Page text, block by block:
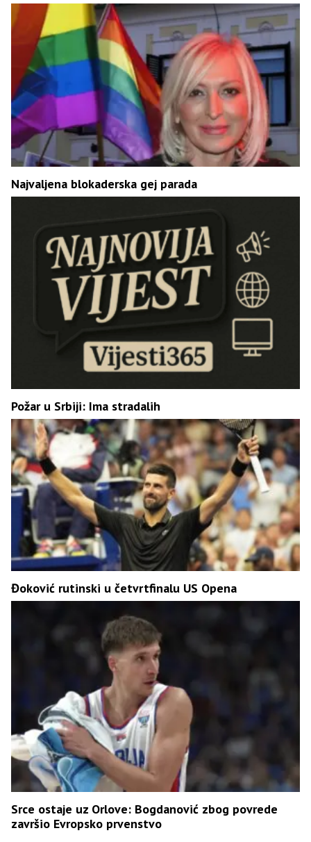
Najvaljena blokaderska gej parada
Požar u Srbiji: Ima stradalih
Đoković rutinski u četvrtfinalu US Opena
Srce ostaje uz Orlove: Bogdanović zbog povrede
završio Evropsko prvenstvo